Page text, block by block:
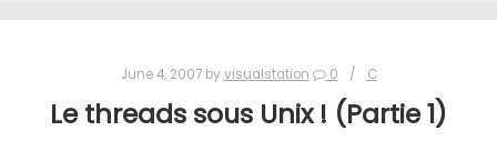
June 4, 2007by visualstation 0 C
Le threads sous Unix ! (Partie 1)